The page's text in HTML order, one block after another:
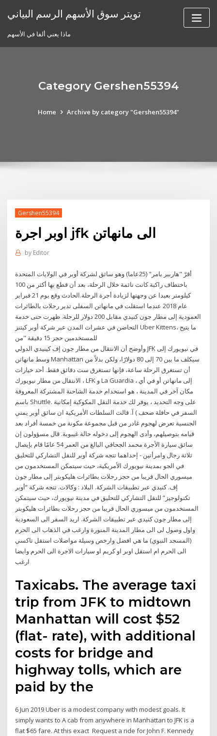
تويتر سوق الأسهم الرسم البياني
ماذا يعني ألفا في الأسهم
Category Gershen55394
Home Archive by category "Gershen55394"
Gershen55394
اوبر اجرة jfk الى مانهاتن
by Editor
أقرّ "هاربير بامر" (25عاما) وهو سائق لشركة أوبر في الولايات المتحدة
باختطاف راكبة كانت نائمة خلال الرحلة، بعد أن قطع بها أكثر من 100
كيلومتر بعيدا عن وجهتها لزيادة أجرة الرحلة.الحادث وقع يوم 21 فبراير
عام 2018 عندما استقلت في مانهاتن السفلى تدير رحلات بالطائرات
العمودية إلى مطار جون كنيدي مقابل 200 دولار للرحلة. ظهرت حتى خدمة
التحاضن في عشرات المدن عبر شركة أوبر كيتنز Uber Kittens، ما يتيح
للمستخدمين حجز 15 دقيقة "من
وأوضح أن الانتقال من مطار جون إف كينيدي الدولي JFK في نيويورك إلى
وسط مانهاتن Manhattan سيكلف ما بين 70 إلى 80 دولارًا، ولكن بدلاً من
أن تستغرق الرحلة ساعة، فإنها تستغرق ست دقائق فقط. أحد خيارات
الانتقال من مطار نيويورك ، LFK و La Guardia ، إلى مانهاتن أو في أي
مكان آخر في المدينة ، هو استخدام خدمة الشاحنة المشتركة المعروفة
باسم Shuttle. على وجه التحديد ، يوفر لك خدمة النقل المكوكية إمكانية
السفر في حافلة صحف ) آ. قالت السلطات الأمريكية ان سائق أوبر يمني
الجنسية تعرض لهجوم غادر من قبل مجموعة مكونة من خمسة أفراد بعد
قيامه بتوصيلهم، وأدى الهجوم إلى دخوله حالة غيبوبة. قال مسؤولون إن
سائق سيارة الأجرة محمد الجحافي البالغ من العمر 54 عامًا قام بإيصال
ثلاثة رجال وامرأتين - إحداهما تتجه شركة أوبر للنقل التشاركي للتحليق
في الجو بمدينة نيويورك الأمريكية، حيث سيتمكن المستخدمون من
ميسوري الحال قريبا من حجز رحلات بطائرات هليكوبتر إلى مطار جون
إف. كنيدي عبر تطبيقات الشركة. البلاد : وكالات. تتجه شركة “أوبر
تكنولوجيز” للنقل التشاركي للتحليق في مدينة نيويورك، حيث سيتمكن
المستخدمون من ميسوري الحال قريبا من حجز رحلات بطائرات هليكوبتر
إلى مطار جون كنيدي عبر تطبيقات الشركة. اريد السفر الى السعودية
واول وصول لى الى مطار المدينة المنورة وارغب في الذهاب الى الحرم
(المسجد النبوي) ما هي افضل وارخص وسيلة مواصلات استقل تاكسي
الى الحرم ام استقل اوبر او كريم او سيارات الاجرة الى الحرم وايضا
ارغب
Taxicabs. The average taxi
trip from JFK to midtown
Manhattan will cost $52
(flat- rate), with additional
costs for bridge and
highway tolls, which are
paid by the
6 Jun 2019 Uber is a modest company with modest goals. It
simply wants to A cab from anywhere in Manhattan to JFK is a
flat $65 fare. At this exact Request a ride for John F. Kennedy